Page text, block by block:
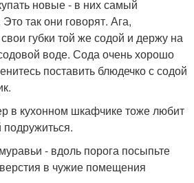
новые - в них самый
так они говорят. Ага,
губки той же содой и держу на
воде. Сода очень хорошо
поставить блюдечко с содой
в кухонном шкафчике тоже любит
- вдоль порога посыпьте
в чужие помещения